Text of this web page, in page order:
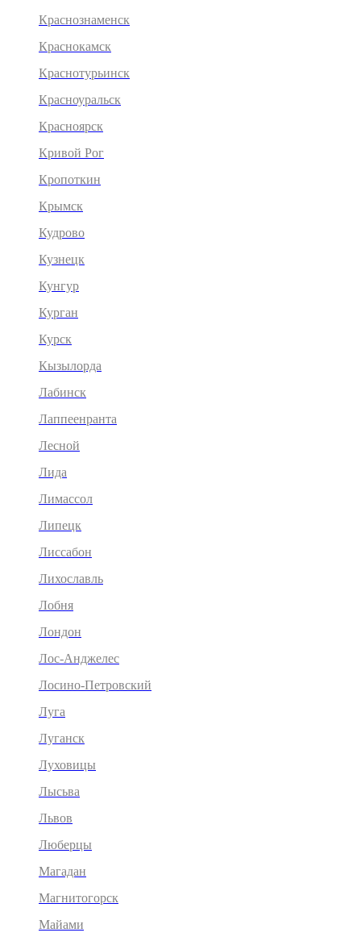
Краснознаменск
Краснокамск
Краснотурьинск
Красноуральск
Красноярск
Кривой Рог
Кропоткин
Крымск
Кудрово
Кузнецк
Кунгур
Курган
Курск
Кызылорда
Лабинск
Лаппеенранта
Лесной
Лида
Лимассол
Липецк
Лиссабон
Лихославль
Лобня
Лондон
Лос-Анджелес
Лосино-Петровский
Луга
Луганск
Луховицы
Лысьва
Львов
Люберцы
Магадан
Магнитогорск
Майами